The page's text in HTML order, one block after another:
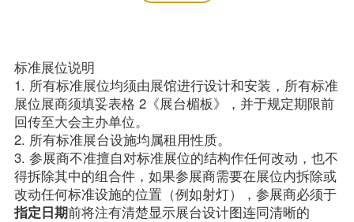
标准展位说明
1. 所有标准展位均须由展馆进行设计和安装，所有标准
展位展商须填妥表格 2《展台楣板》，并于规定期限前
回传至大会主办单位。
2. 所有标准展台设施均属租用性质。
3. 参展商不准擅自对标准展位的结构作任何改动，也不
得拆除其中的组合件，如果参展商需要在展位内拆除或
改动任何标准设施的位置（例如射灯），参展商必须于
指定日期前将注有清楚显示展台设计图连同清晰的